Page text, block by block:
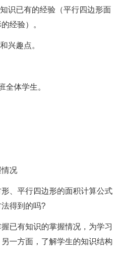
识已有的经验（平行四边形面
经验）。
兴趣点。
全体学生。
情况
、平行四边形的面积计算公式
得到的吗?
已有知识的掌握情况，为学习
一方面，了解学生的知识结构